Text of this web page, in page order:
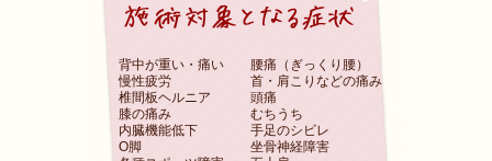
背中が重い・痛い
腰痛（ぎっくり腰）
慢性疲労
首・肩こりなどの痛み
椎間板ヘルニア
頭痛
膝の痛み
むちうち
内臓機能低下
手足のシビレ
O脚
坐骨神経障害